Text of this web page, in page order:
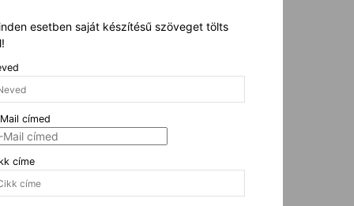
esetben saját készítésű szöveget tölts
címed
címe